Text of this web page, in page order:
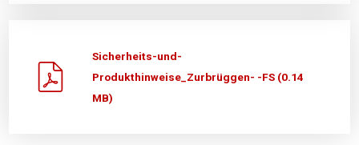
Sicherheits-und-
Produkthinweise_Zurbrüggen- -FS (0.14
MB)